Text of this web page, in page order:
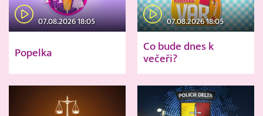
07.08.2026 18:05
Popelka
07.08.2026 18:05
Co bude dnes k
večeři?